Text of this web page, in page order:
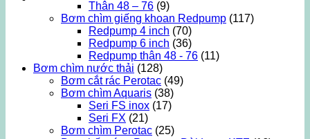
Thân 48 – 76 (9)
Bơm chìm giếng khoan Redpump (117)
Redpump 4 inch (70)
Redpump 6 inch (36)
Redpump thân 48 - 76 (11)
Bơm chìm nước thải (128)
Bơm cắt rác Perotac (49)
Bơm chìm Aquaris (38)
Seri FS inox (17)
Seri FX (21)
Bơm chìm Perotac (25)